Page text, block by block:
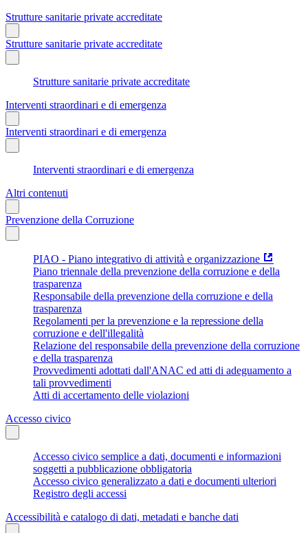
Strutture sanitarie private accreditate
Strutture sanitarie private accreditate
Strutture sanitarie private accreditate
Interventi straordinari e di emergenza
Interventi straordinari e di emergenza
Interventi straordinari e di emergenza
Altri contenuti
Prevenzione della Corruzione
PIAO - Piano integrativo di attività e organizzazione
Piano triennale della prevenzione della corruzione e della
trasparenza
Responsabile della prevenzione della corruzione e della
trasparenza
Regolamenti per la prevenzione e la repressione della
corruzione e dell'illegalità
Relazione del responsabile della prevenzione della corruzione
e della trasparenza
Provvedimenti adottati dall'ANAC ed atti di adeguamento a
tali provvedimenti
Atti di accertamento delle violazioni
Accesso civico
Accesso civico semplice a dati, documenti e informazioni
soggetti a pubblicazione obbligatoria
Accesso civico generalizzato a dati e documenti ulteriori
Registro degli accessi
Accessibilità e catalogo di dati, metadati e banche dati